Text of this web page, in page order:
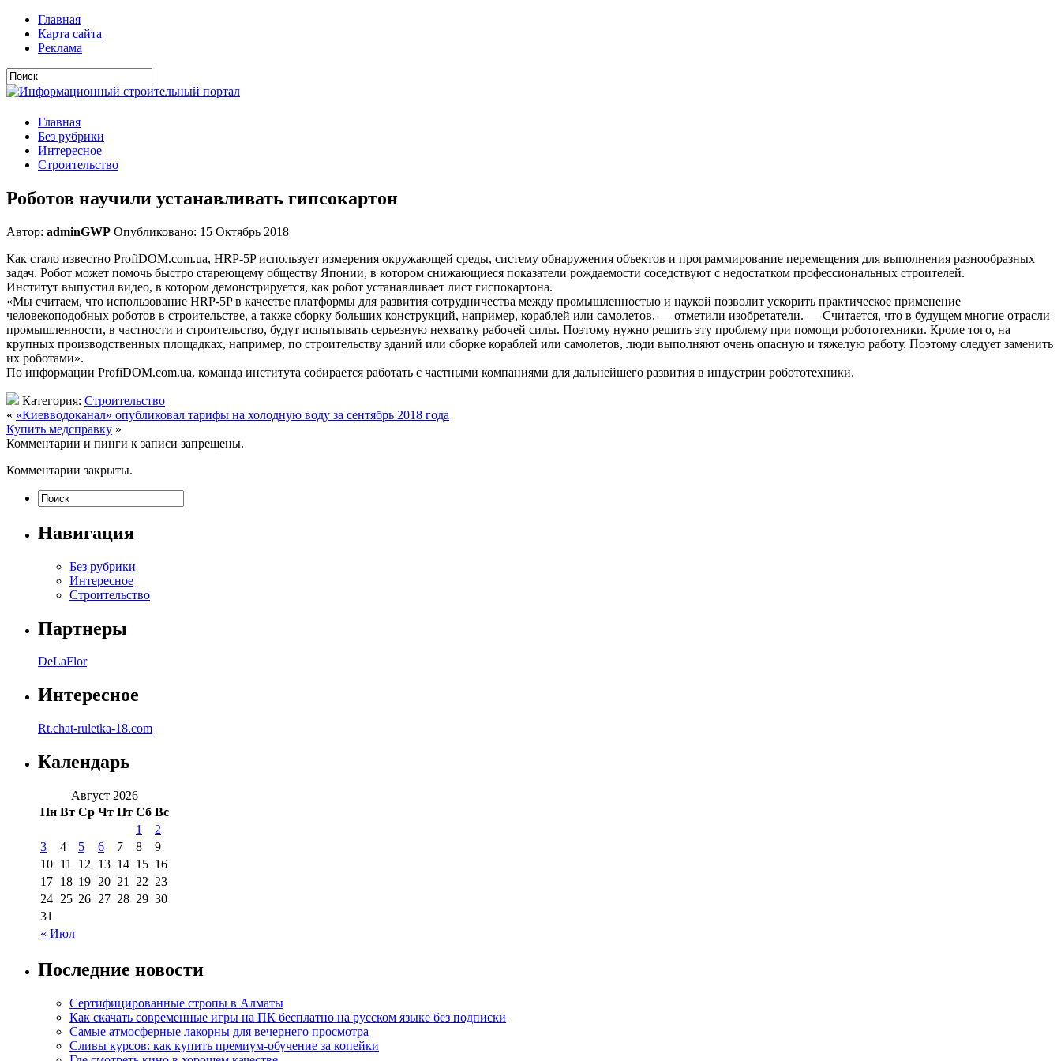
Главная
Карта сайта
Реклама
Главная
Без рубрики
Интересное
Строительство
Роботов научили устанавливать гипсокартон
Автор: adminGWP Опубликовано: 15 Октябрь 2018
Как стало известно ProfiDOM.com.ua, HRP-5P использует измерения окружающей среды, систему обнаружения объектов и программирование перемещения для выполнения разнообразных
задач. Робот может помочь быстро стареющему обществу Японии, в котором снижающиеся показатели рождаемости соседствуют с недостатком профессиональных строителей.
Институт выпустил видео, в котором демонстрируется, как робот устанавливает лист гиспокартона.
«Мы считаем, что использование HRP-5P в качестве платформы для развития сотрудничества между промышленностью и наукой позволит ускорить практическое применение
человекоподобных роботов в строительстве, а также сборку больших конструкций, например, кораблей или самолетов, — отметили изобретатели. — Считается, что в будущем многие отрасли
промышленности, в частности и строительство, будут испытывать серьезную нехватку рабочей силы. Поэтому нужно решить эту проблему при помощи робототехники. Кроме того, на
крупных производственных площадках, например, по строительству зданий или сборке кораблей или самолетов, люди выполняют очень опасную и тяжелую работу. Поэтому следует заменить
их роботами».
По информации ProfiDOM.com.ua, команда института собирается работать с частными компаниями для дальнейшего развития в индустрии робототехники.
Категория: Строительство
« «Киевводоканал» опубликовал тарифы на холодную воду за сентябрь 2018 года
Купить медсправку »
Комментарии и пинги к записи запрещены.
Комментарии закрыты.
Навигация
Без рубрики
Интересное
Строительство
Партнеры
DeLaFlor
Интересное
Rt.chat-ruletka-18.com
Календарь
Август 2026
Пн Вт Ср Чт Пт Сб Вс
« Июл
1
2
3
4 5 6 7 8
9
10 11 12 13 14 15 16
17 18 19 20 21 22 23
24 25 26 27 28 29 30
31
Последние новости
Сертифицированные стропы в Алматы
Как скачать современные игры на ПК бесплатно на русском языке без подписки
Самые атмосферные лакорны для вечернего просмотра
Сливы курсов: как купить премиум-обучение за копейки